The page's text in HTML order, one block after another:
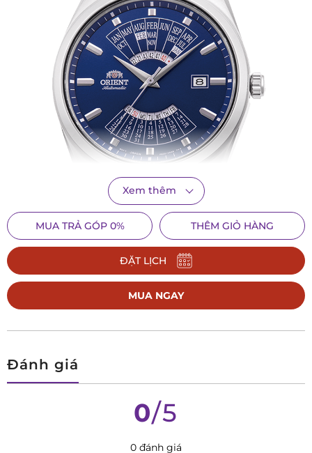
Đồng hồ Nam Orient Contemporary RA-BA0003L10B.
Orient có 2 dòng sản phẩm chính là Orient dành cho phân
phẩm cao cấp. Nếu những chiếc Orient Star có giá từ 12 triệu
cỗ máy thời gian tốt và đẹp nhất trong tầm giá dưới 10 triệu
mẫu mới hàng năm, Orient phù hợp và đáp ứng nhu cầu của
Xem thêm
MUA TRẢ GÓP 0% THÊM GIỎ HÀNG
ĐẶT LỊCH
MUA NGAY
Đánh giá
0/5
0 đánh giá